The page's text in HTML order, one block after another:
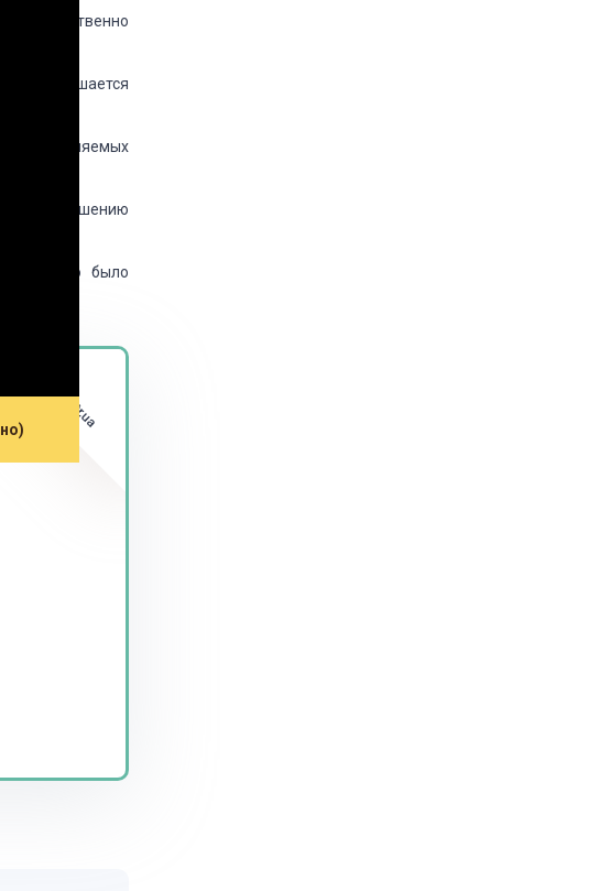
общественно
совершается
применяемых
совершению
было
Magistr.ua